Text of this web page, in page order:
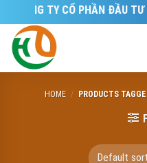
to
content
CÔNG TY CỔ PHẦN ĐẦU TƯ
HOME / PRODUCTS